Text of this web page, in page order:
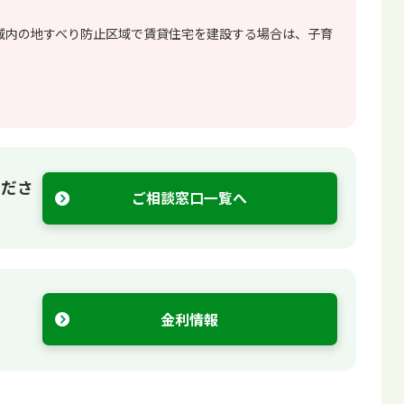
の地すべり防止区域で賃貸住宅を建設する場合は、子育
さ ご相談窓口一覧へ
金利情報